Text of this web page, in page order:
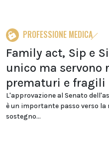
PROFESSIONE MEDICA
Family act, Sip e
unico ma servono
prematuri e fragili
L'approvazione al Senato
è un importante passo verso
sostegno...